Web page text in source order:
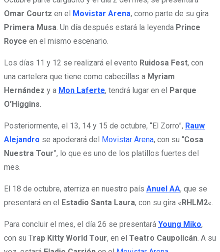
Omar Courtz en el Movistar Arena, como parte de su gira
Primera Musa . Un día después estará la leyenda Prince
Royce en el mismo escenario.
Los días 11 y 12 se realizará el evento Ruidosa Fest, con
una cartelera que tiene como cabecillas a Myriam
Hernández y a Mon Laferte, tendrá lugar en el Parque
O’Higgins
Posteriormente, el 13, 14 y 15 de octubre, “El Zorro”, Rauw
Alejandro se apoderará del Movistar Arena, con su “Cosa
Nuestra Tour”, lo que es uno de los platillos fuertes del
mes.
El 18 de octubre, aterriza en nuestro país Anuel AA, que se
presentará en el Estadio Santa Laura, con su gira «RHLM2«.
Para concluir el mes, el día 26 se presentará Young Miko,
con su Trap Kitty World Tour, en el Teatro Caupolicán . A su